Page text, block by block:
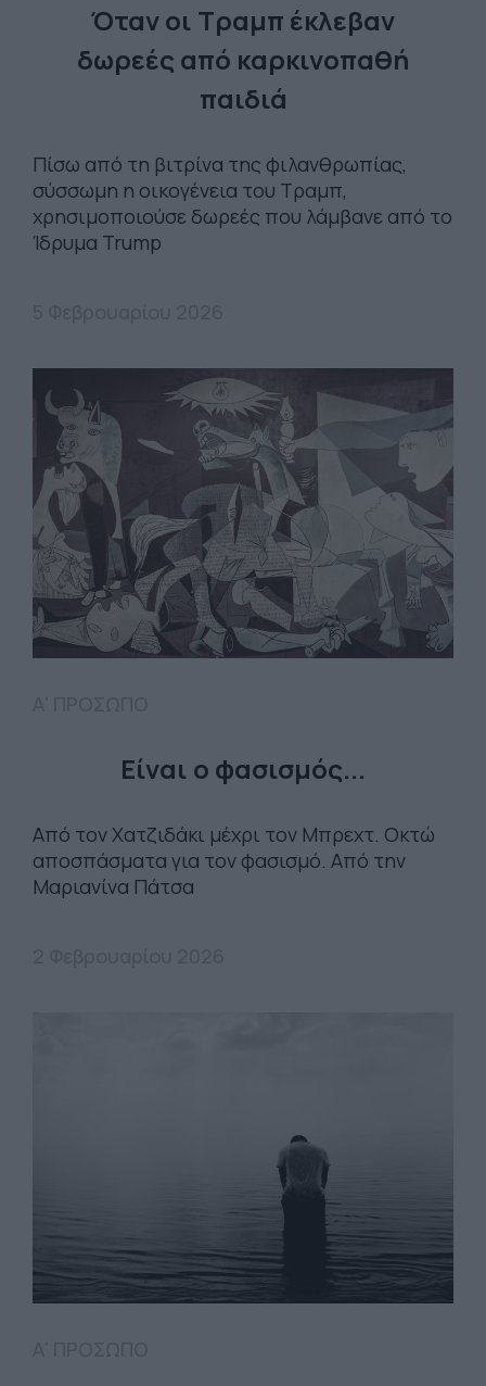
Όταν οι Τραμπ έκλεβαν
δωρεές από καρκινοπαθή
παιδιά
Πίσω από τη βιτρίνα της φιλανθρωπίας,
σύσσωμη η οικογένεια του Τραμπ,
χρησιμοποιούσε δωρεές που λάμβανε από το
Ίδρυμα Trump
Είναι ο φασισμός...
Από τον Χατζιδάκι μέχρι τον Μπρεχτ. Οκτώ
αποσπάσματα για τον φασισμό. Από την
Μαριανίνα Πάτσα